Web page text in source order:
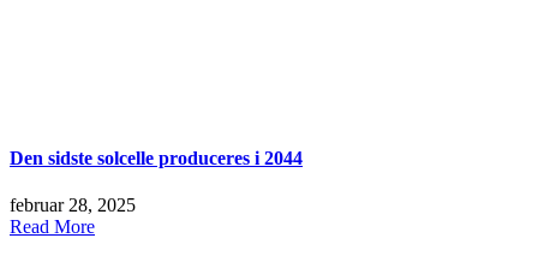
Den sidste solcelle produceres i 2044
februar 28, 2025
Read More